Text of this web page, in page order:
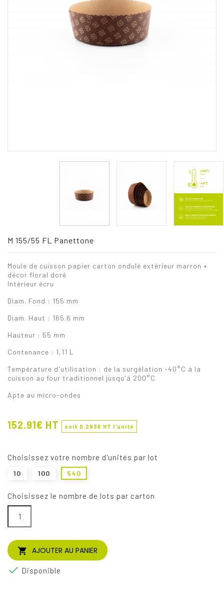
M 155/55 FL Panettone
Moule de cuisson papier carton ondulé extérieur marron +
décor floral doré
Intérieur écru
Diam. Fond : 155 mm
Diam. Haut : 165.6 mm
Hauteur : 55 mm
Contenance : 1,11 L
Température d'utilisation : de la surgélation -40°C à la
cuisson au four traditionnel jusqu'à 200°C
Apte au micro-ondes
152.91€ HT soit 0.283€ HT l'unité
choisissez votre nombre d'unités par lot
10 100 540
Choisissez le nombre de lots par carton
 AJOUTER AU PANIER
 Disponible